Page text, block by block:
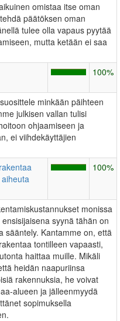
omistaa itse oman
päätöksen oman
tulee olla vapaus pyytää
mutta ketään ei saa
100%
minkään päihteen
julkisen vallan tulisi
ohjaamiseen ja
ei viihdekäyttäjien
100%
monissa
syynä tähän on
sääntely. Kantamme on, että
tontilleen vapaasti,
haittaa muille. Mikäli
heidän naapuriinsa
rakennuksia, he voivat
alueen ja jälleenmyydä
sopimuksella